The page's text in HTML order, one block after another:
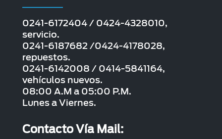
0241-6172404 / 0424-4328010,
servicio.
0241-6187682 /0424-4178028,
repuestos.
0241-6142008 / 0414-5841164,
vehículos nuevos.
08:00 A.M a 05:00 P.M.
Lunes a Viernes.
Contacto Vía Mail: